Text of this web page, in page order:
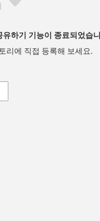
하기 기능이 종료되었습
리에 직접 등록해 보세요.